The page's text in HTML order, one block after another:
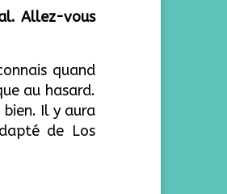
Allez-vous
quand
au hasard.
Il y aura
de Los